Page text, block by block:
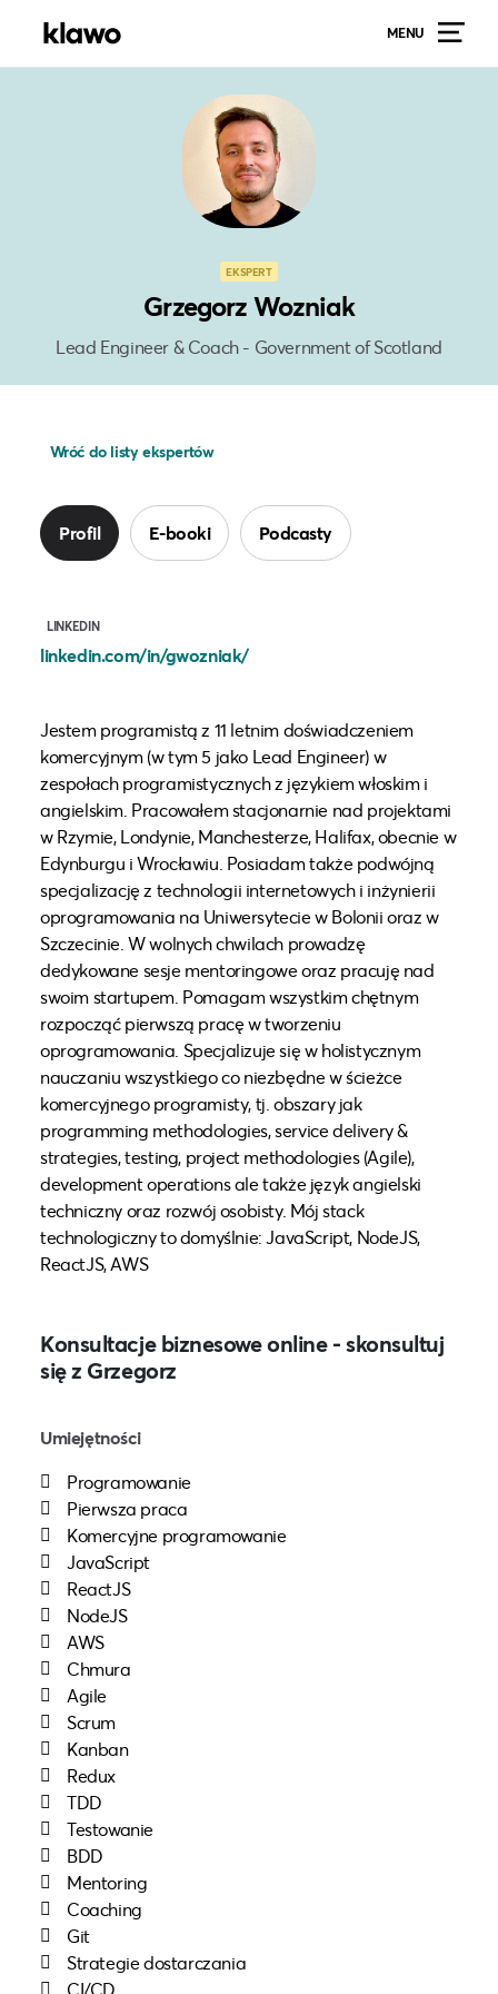
MENU
EKSPERT
Grzegorz Wozniak
Lead Engineer & Coach - Government of Scotland
Wróć do listy ekspertów
Profil E-booki Podcasty
LINKEDIN
linkedin.com/in/gwozniak/
Jestem programistą z 11 letnim doświadczeniem
komercyjnym (w tym 5 jako Lead Engineer) w
zespołach programistycznych z językiem włoskim i
angielskim. Pracowałem stacjonarnie nad projektami
w Rzymie, Londynie, Manchesterze, Halifax, obecnie w
Edynburgu i Wrocławiu. Posiadam także podwójną
specjalizację z technologii internetowych i inżynierii
oprogramowania na Uniwersytecie w Bolonii oraz w
Szczecinie. W wolnych chwilach prowadzę
dedykowane sesje mentoringowe oraz pracuję nad
swoim startupem. Pomagam wszystkim chętnym
rozpocząć pierwszą pracę w tworzeniu
oprogramowania. Specjalizuje się w holistycznym
nauczaniu wszystkiego co niezbędne w ścieżce
komercyjnego programisty, tj. obszary jak
programming methodologies, service delivery &
strategies, testing, project methodologies (Agile),
development operations ale także język angielski
techniczny oraz rozwój osobisty. Mój stack
technologiczny to domyślnie: JavaScript, NodeJS,
ReactJS, AWS
Konsultacje biznesowe online - skonsultuj
się z Grzegorz
Umiejętności
Programowanie
Pierwsza praca
Komercyjne programowanie
JavaScript
ReactJS
NodeJS
AWS
Chmura
Agile
Scrum
Kanban
Redux
TDD
Testowanie
BDD
Mentoring
Coaching
Git
Strategie dostarczania
CI/CD